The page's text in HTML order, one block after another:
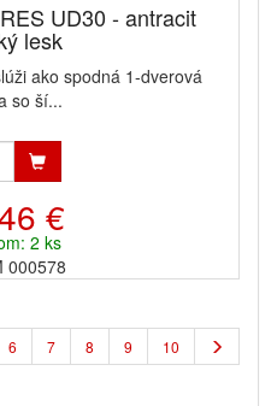
UD30 - antracit
lesk
ako spodná 1-dverová
so ší...
€
2 ks
000578
6 7 8 9 10